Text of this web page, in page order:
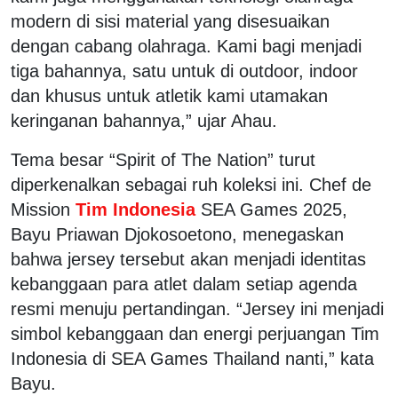
modern di sisi material yang disesuaikan
dengan cabang olahraga. Kami bagi menjadi
tiga bahannya, satu untuk di outdoor, indoor
dan khusus untuk atletik kami utamakan
keringanan bahannya,” ujar Ahau.
Tema besar “Spirit of The Nation” turut
diperkenalkan sebagai ruh koleksi ini. Chef de
Mission Tim Indonesia SEA Games 2025,
Bayu Priawan Djokosoetono, menegaskan
bahwa jersey tersebut akan menjadi identitas
kebanggaan para atlet dalam setiap agenda
resmi menuju pertandingan. “Jersey ini menjadi
simbol kebanggaan dan energi perjuangan Tim
Indonesia di SEA Games Thailand nanti,” kata
Bayu.